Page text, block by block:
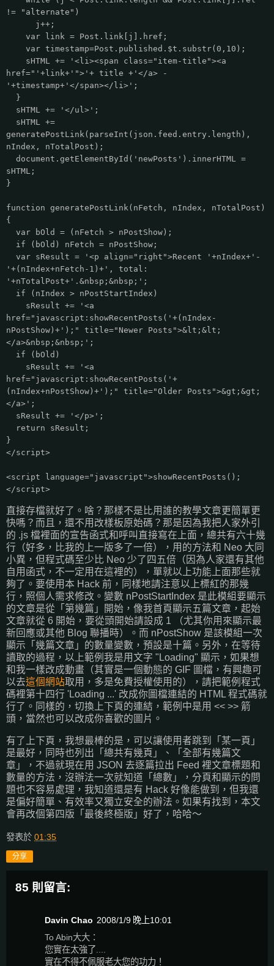
!= "alternate")
j++;
var link = Post.link[j].href;
var timestamp=Post.published.$t.substr(0,10);
sHTML += '<li><span class="item-title"><a
href="'+link+'">'+ title +'</a> -
'+timestamp+'</span></li>';
}
sHTML += '</ul>';
sHTML +=
generatePostLink(parseInt(json.feed.entry.length),
nIndex, nTotalPost);
document.getElementById('newPosts').innerHTML =
sHTML;
}
function generatePostLink(nFetch, nIndex, nTotalPost)
{
var bOld = (nFetch > nPostShow);
if (bOld) nFetch = nPostShow;
var sResult = '<p align="right">Recent '+nIndex+'-
'+(nIndex+nFetch-1)+', total:
'+nTotalPost+'.&nbsp;&nbsp;';
if (nIndex > nPostStartIndex)
sResult += '<a
href="javascript:showRecentPosts('+(nIndex-
nPostShow)+');" title="Newer Posts">&lt;&lt;
</a>&nbsp;&nbsp;';
if (bOld)
sResult += '<a
href="javascript:showRecentPosts('+
(nIndex+nPostShow)+');" title="Older Posts">&gt;&gt;
</a>';
sResult += '</p>';
return sResult;
}
</script>
<script language="javascript">showRecentPosts();
</script>
直接存檔就好了。啥？那樣不是比用誰的教學文章更簡單更
快嗎？而且，還不用改樣板原始碼？那是因為我把人家外引
的 .js 檔裡面的宣告函式和呼叫直接寫在上面，總共有六十幾
行（好多，比我的上一版多了一倍），用的方法和 Neo 大同
小異，但程式碼至少比 Neo 少了四五倍（因為人家還有其他
自用函式，不一定用在這裡的），單就以上功能上面那些就
夠了。要使用本 Hack 前，同樣地請注意以上標紅的那幾
行，照個人需求修改。變數 nPostStartIndex 是此模組要顯示
的文章是從「第幾篇」開始，像我首頁顯示五篇文章，起始
文章就從 6 開始，要從頭開始請設成 1 （尤其你用來顯示最
新回應或其他 Blog 聯播時）。而 nPostShow 是該模組一次
顯示「幾篇文章」的數量變數，預設是十篇。另外，在等待
讀取的過程，以上範例我是用文字 "Loading" 顯示，如果想
和我一樣改成動畫（其實是一個動態的 GIF 圖檔，有興趣可
以去這個網站取用，多是免費授權使用的），請把範例程式
碼裡第十四行 'Loading ...' 改成你圖檔連結的 HTML 程式碼就
行了。同樣的，切換上下頁的連結，範例中是用 << >> 箭
頭，當然也可以改成你喜歡的圖片。
有了上下頁，我想最棒的是，可以讓使用者跳到「某一頁」
是最好，同時也列出「總共有幾頁」、「全部有幾篇文
章」，不過就現在用 JSON 去逐篇拉出 Feed 裡文章標題和
數量的方法，沒辦法一次就知道「總數」，分頁和顯示的問
題也不容易處理，我知道還是有 Hack 好像能做到，但我還
是偏好簡單、有效率又獨立安全的辦法。如果有找到，本文
會再改個第四版「最後終極版」好了，哈哈～
發表於 01:35
分享
85 則留言:
Davin Chao 2008/1/9 晚上10:01
To Abin大大：
您實在太強了....
實在不得不佩服老大您的功力！